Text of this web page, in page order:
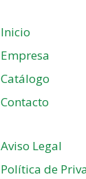
Inicio
Empresa
Catálogo
Contacto
Aviso Legal
Política de